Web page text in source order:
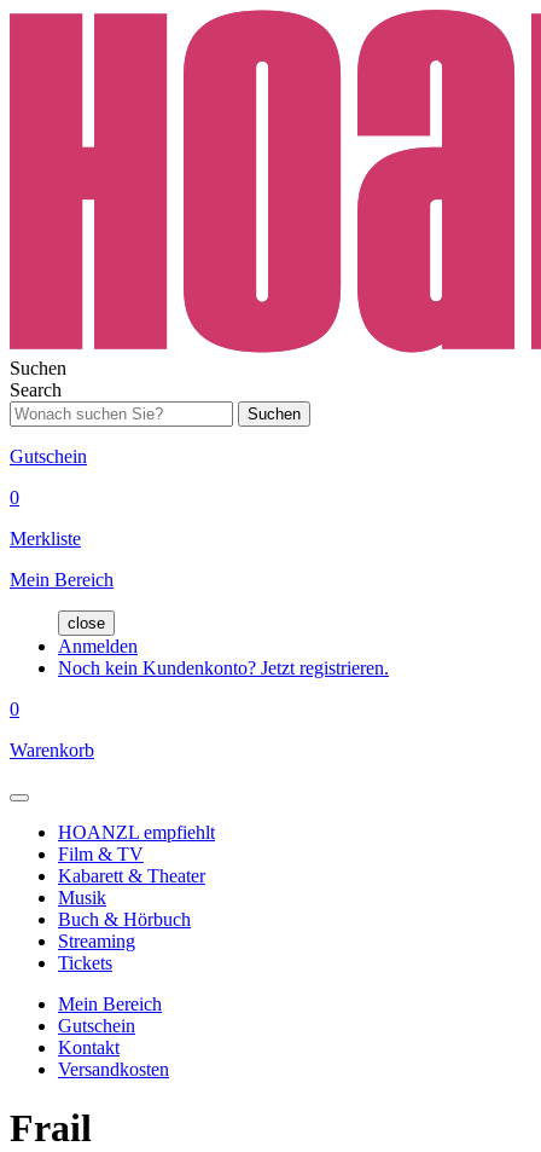
Suchen
Search
Suchen
Gutschein
0
Merkliste
Mein Bereich
close
Anmelden
Noch kein Kundenkonto? Jetzt registrieren.
0
Warenkorb
HOANZL empfiehlt
Film & TV
Kabarett & Theater
Musik
Buch & Hörbuch
Streaming
Tickets
Mein Bereich
Gutschein
Kontakt
Versandkosten
Frail